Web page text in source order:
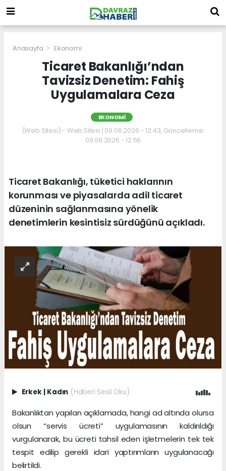
Anasayfa Ekonomi
Ticaret Bakanlığı’ndan
Tavizsiz Denetim: Fahiş
Uygulamalara Ceza
EKONOMI
(Web Sitesi) - Web Sitesi | 09.06.2026 - 12:43, Güncelleme:
09.06.2026 - 12:56
Ticaret Bakanlığı, tüketici haklarının
korunması ve piyasalarda adil ticaret
düzeninin sağlanmasına yönelik
denetimlerin kesintisiz sürdüğünü açıkladı.
Erkek | Kadın (Haberi Sesli Oku)
Bakanlıktan yapılan açıklamada, hangi ad altında olursa
olsun “servis ücreti” uygulamasının kaldırıldığı
vurgulanarak, bu ücreti tahsil eden işletmelerin tek tek
tespit edilip gerekli idari yaptırımların uygulanacağı
belirtildi.